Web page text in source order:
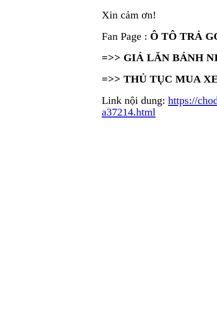
Xin cảm ơn!
Fan Page : Ô TÔ TRẢ
=>> GIÁ LĂN BÁNH
=>> THỦ TỤC MUA
Link nội dung: https://
a37214.html